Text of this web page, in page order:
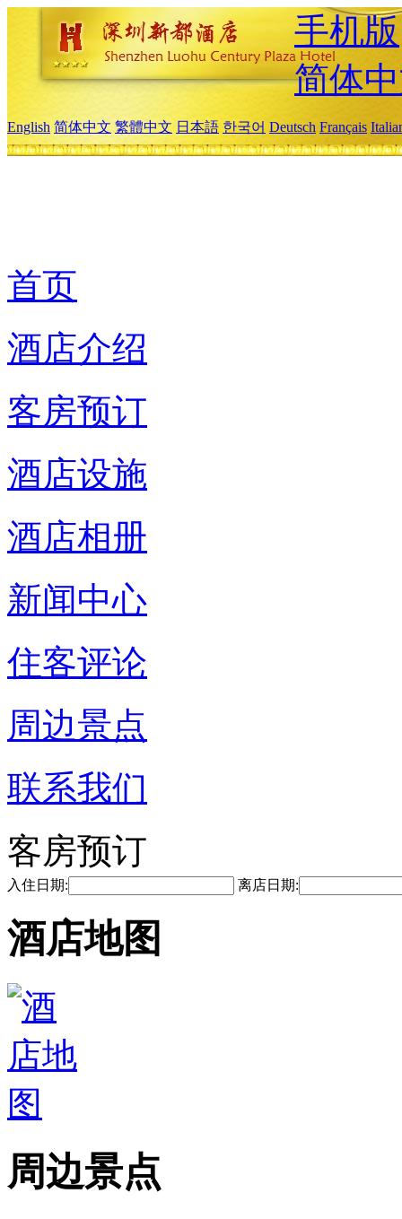
手机版
简体
English 简体中文 繁體中文 日本語 한국어 Deutsch Français
首页
酒店介绍
客房预订
酒店设施
酒店相册
新闻中心
住客评论
周边景点
联系我们
客房预订
入住日期: 离店日期:
酒店地图
周边景点